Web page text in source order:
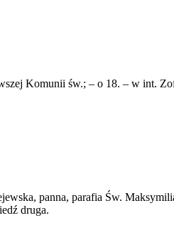
Komunii św.; – o 18. – w int.
panna, parafia Św.
druga.